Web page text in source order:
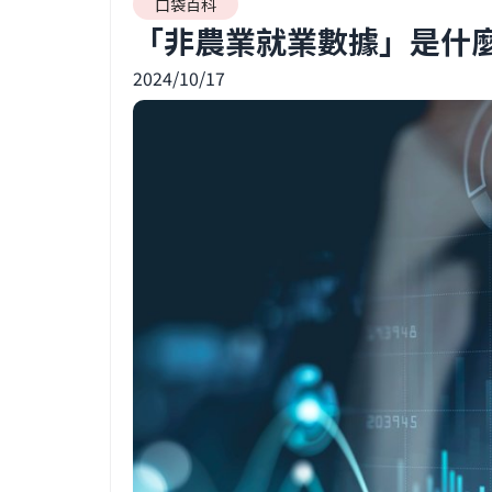
「非農業就業數據」是什
2024/10/17